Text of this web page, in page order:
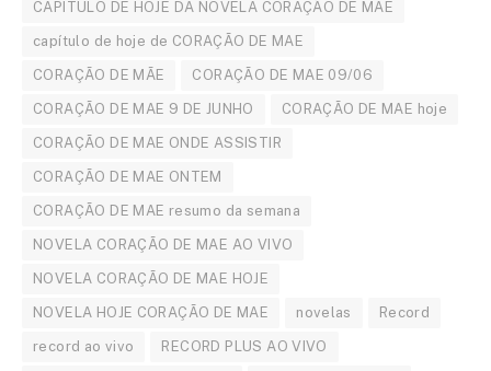
CAPITULO DE HOJE DA NOVELA CORAÇÃO DE MAE
capítulo de hoje de CORAÇÃO DE MAE
CORAÇÃO DE MÃE CORAÇÃO DE MAE 09/06
CORAÇÃO DE MAE 9 DE JUNHO CORAÇÃO DE MAE hoje
CORAÇÃO DE MAE ONDE ASSISTIR
CORAÇÃO DE MAE ONTEM
CORAÇÃO DE MAE resumo da semana
NOVELA CORAÇÃO DE MAE AO VIVO
NOVELA CORAÇÃO DE MAE HOJE
NOVELA HOJE CORAÇÃO DE MAE novelas Record
record ao vivo RECORD PLUS AO VIVO